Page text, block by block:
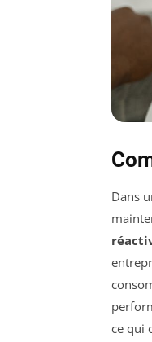
Dans
ce qui